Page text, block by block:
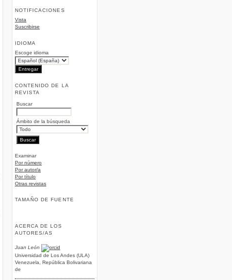
NOTIFICACIONES
Vista
Suscribirse
IDIOMA
Escoge idioma
CONTENIDO DE LA
REVISTA
Buscar
Ámbito de la búsqueda
Examinar
Por número
Por autor/a
Por título
Otras revistas
TAMAÑO DE FUENTE
ACERCA DE LOS
AUTORES/AS
Juan León
Universidad de Los Andes (ULA)
Venezuela, República Bolivariana
de